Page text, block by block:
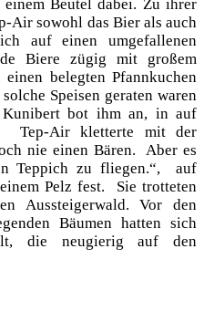
Beutel dabei. Zu ihrer
Air sowohl das Bier als auch
auf einen umgefallenen
Biere zügig mit großem
belegten Pfannkuchen
Speisen geraten waren
bot ihm an, in auf
Tep-Air kletterte mit der
nie einen Bären. Aber es
Teppich zu fliegen.“, auf
Pelz fest. Sie trotteten
Aussteigerwald. Vor den
Bäumen hatten sich
die neugierig auf den